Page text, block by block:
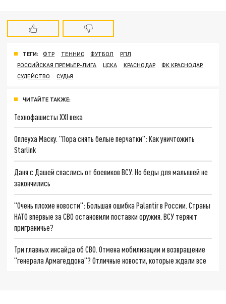
ТЕГИ: ФТР ТЕННИС ФУТБОЛ
РПЛ
РОССИЙСКАЯ ПРЕМЬЕР-ЛИГА
ЦСКА КРАСНОДАР
ФК КРАСНОДАР
СУДЕЙСТВО
СУДЬЯ
ЧИТАЙТЕ ТАКЖЕ:
Технофашисты XXI века
Оплеуха Маску. "Пора снять белые перчатки": Как уничтожить
Starlink
Даня с Дашей спаслись от боевиков ВСУ. Но беды для малышей не
закончились
"Очень плохие новости": Большая ошибка Palantir в России. Страны
НАТО впервые за СВО остановили поставки оружия. ВСУ теряют
приграничье?
Три главных инсайда об СВО. Отмена мобилизации и возвращение
"генерала Армагеддона"? Отличные новости, которые ждали все